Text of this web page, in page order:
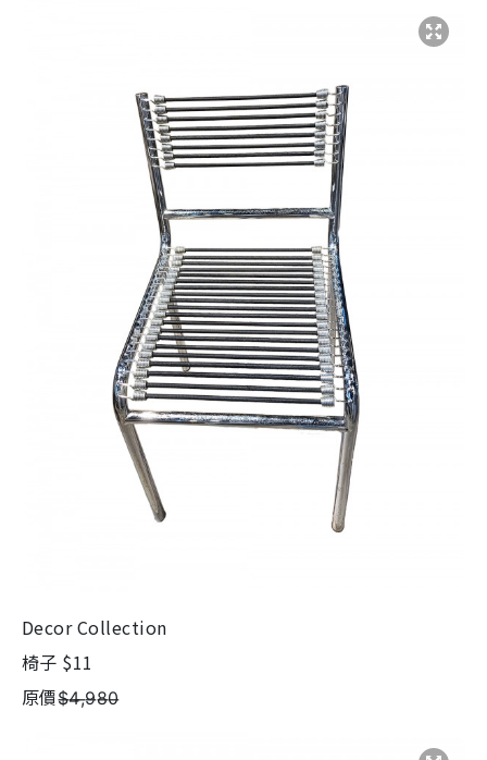
Decor Collection
椅子 $11
原價$̶4̶,̶9̶8̶0̶